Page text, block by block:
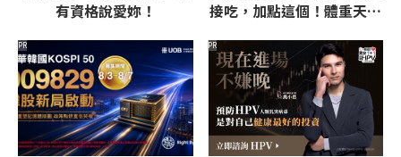
有資格說愛妳！
接吃，加點這個！體重天天
PR PR